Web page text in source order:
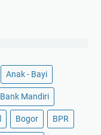
Anak - Bayi
Bank Mandiri
Bogor BPR